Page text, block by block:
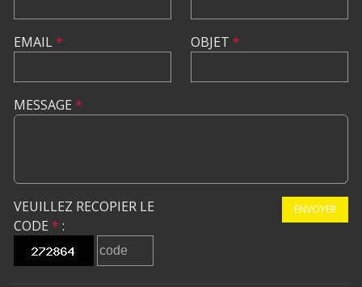
EMAIL* OBJET *
MESSAGE *
VEUILLEZ RECOPIER LE
CODE * :
ENVOYER